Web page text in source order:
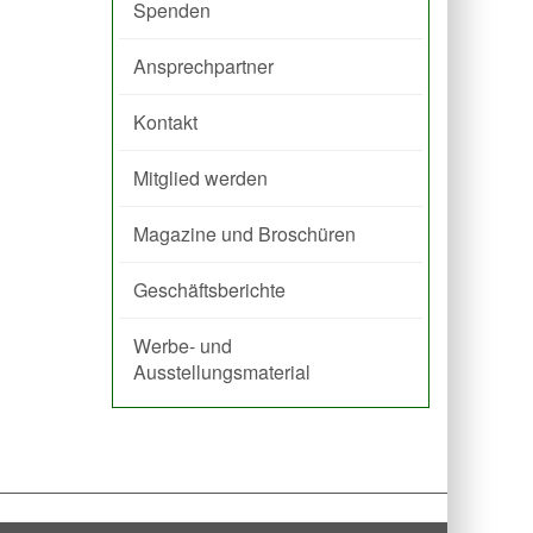
Spenden
Ansprechpartner
Kontakt
Mitglied werden
Magazine und Broschüren
Geschäftsberichte
Werbe- und
Ausstellungsmaterial